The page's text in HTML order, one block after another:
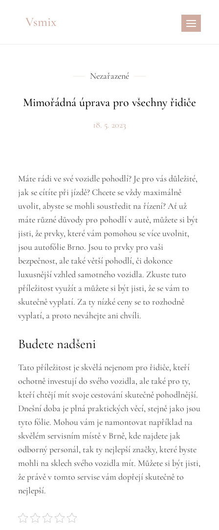
Vsmix
Nezařazené
Mimořádná úprava pro všechny řidiče
18. 5. 2023
Máte rádi ve své vozidle pohodlí? Je pro vás důležité,
jak se cítíte při jízdě? Chcete se vždy maximálně
uvolit, abyste se mohli soustředit na řízení? Ať už
máte různé důvody pro pohodlí v autě, můžete si být
jisti, že prvky, které vám pomohou se více uvolnit,
jsou autofólie Brno. Jsou to prvky pro vaši
bezpečnost, ale také větší pohodlí, či dokonce
luxusnější vzhled samotného vozidla. Zkuste tuto
příležitost využít a můžete si být jisti, že se vám to
skutečně vyplatí. Za ty nízké ceny se to rozhodně
vyplatí, a proto neváhejte ani chvíli.
Budete nadšeni
Tato příležitost je skvělá nejenom pro řidiče, kteří
ochotně investují do svého vozidla, ale také pro ty,
kteří chtějí mít svoje cestování skutečně pohodlnější.
Dnešní doba je plná praktických věcí, stejně jako jsou
tyto fólie. Mohou vám je namontovat například na
skvělém servisním místě v Brně, kde najdete jak
odborný personál, tak ty nejlepší značky, které byste
mohli na sklech svého vozidla mít. Můžete si být jisti,
že právě v tomto servise vám dopřejí skutečně to
nejlepší.